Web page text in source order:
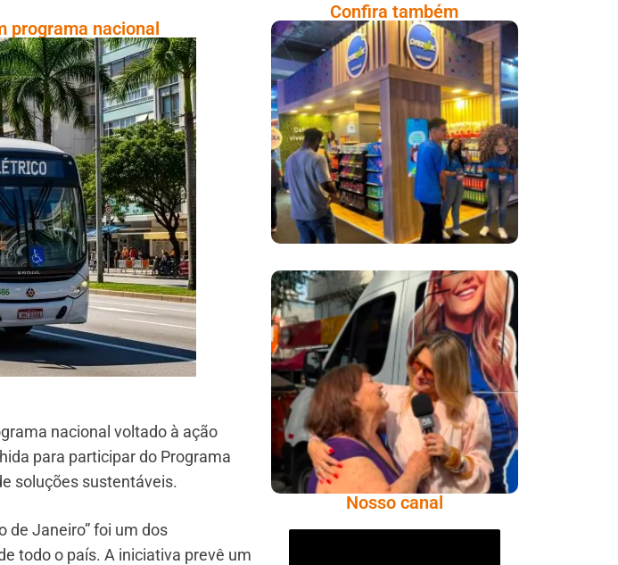
programa nacional
nacional voltado à ação
para participar do Programa
soluções sustentáveis.
de Janeiro” foi um dos
todo o país. A iniciativa prevê um
Confira também
Cencosud Promove
Inovação No Brasil
Com A Participação
Do Prezunic No Rio
Innovation Week
2026
​Segurança Pública
Lidera Queixas De
Moradores Do Rio Em
Escuta Promovida
Por Antônia
Fontenelle
Nosso canal